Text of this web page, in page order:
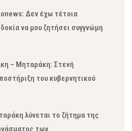
Δεν έχω τέτοια
να μου ζητήσει συγγνώμη
– Μηταράκη: Στενή
του κυβερνητικού
λύνεται το ζήτημα της
των